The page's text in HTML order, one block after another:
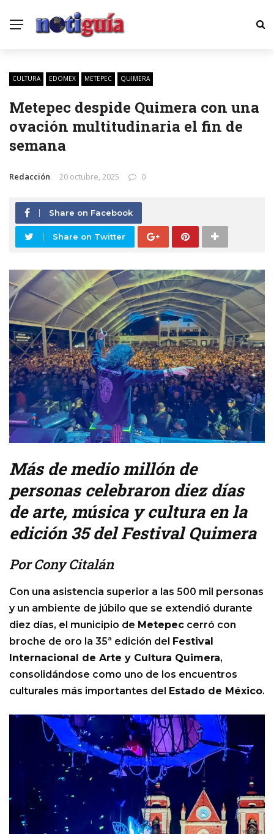
CULTURA EDOMEX METEPEC QUIMERA
Metepec despide Quimera con una
ovación multitudinaria el fin de
semana
Redacción 20 octubre, 2025 0
Share on Facebook
Share on Twitter
Más de medio millón de
personas celebraron diez días
de arte, música y cultura en la
edición 35 del Festival Quimera
Por Cony Citalán
Con una asistencia superior a las 500 mil personas
y un ambiente de júbilo que se extendió durante
diez días, el municipio de Metepec cerró con
broche de oro la 35ª edición del Festival
Internacional de Arte y Cultura Quimera,
consolidándose como uno de los encuentros
culturales más importantes del Estado de México.